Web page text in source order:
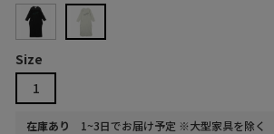
Size
1
在庫あり 1~3日でお届け予定 ※大型家具を除く